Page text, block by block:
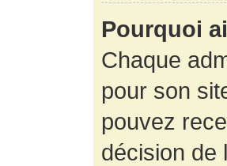
Pourquoi
Chaque
pour son
pouvez
décision de